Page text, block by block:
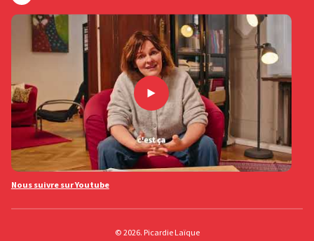
Nous suivre sur Youtube
© 2026. Picardie Laïque